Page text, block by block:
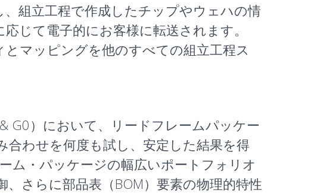
組立工程で作成したチップやウェハの情
じて電子的にお客様に転送されます。
マッピングを他のすべての組立工程ス
G0）において、リードフレームパッケー
わせを何度も試し、安定した結果を得
ム・パッケージの幅広いポートフォリオ
さらに部品表（BOM）要素の物理的特性